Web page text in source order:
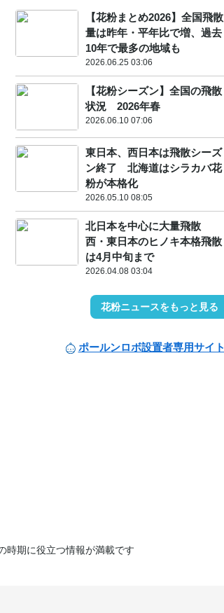
【花粉まとめ2026】全国飛散
量は昨年・平年比で増、過去
10年で最多の地域も
2026.06.25 03:06
【花粉シーズン】全国の飛散
状況 2026年春
2026.06.10 07:06
東日本、西日本は飛散シーズ
ン終了 北海道はシラカバ花
粉が本格化
2026.05.10 08:05
北日本を中心に大量飛散
西・東日本のヒノキ本格飛散
は4月中旬まで
2026.04.08 03:04
花粉ニュースをもっと見る
ポールンロボ設置者専用サイト
時期に役立つ情報が満載です